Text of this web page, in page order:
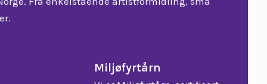
Miljøfyrtårn
Vi er Miljøfyrtårn-sertifisert,